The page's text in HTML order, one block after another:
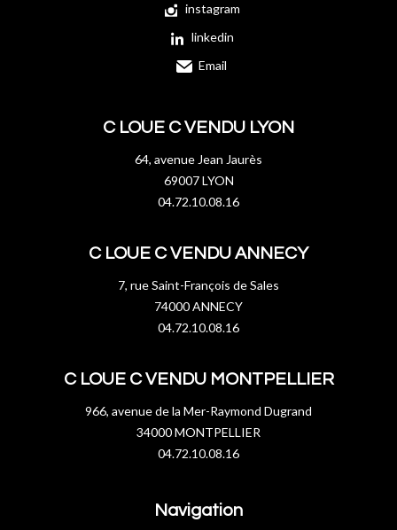
instagram
linkedin
Email
C LOUE C VENDU LYON
64, avenue Jean Jaurès
69007 LYON
04.72.10.08.16
C LOUE C VENDU ANNECY
7, rue Saint-François de Sales
74000 ANNECY
04.72.10.08.16
C LOUE C VENDU MONTPELLIER
966, avenue de la Mer-Raymond Dugrand
34000 MONTPELLIER
04.72.10.08.16
Navigation